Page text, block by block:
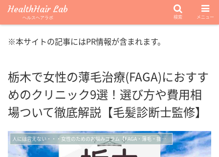
※本サイトの記事にはPR情報が含まれます。
栃木で女性の薄毛治療(FAGA)におすす
めのクリニック9選！選び方や費用相
場ついて徹底解説【毛髪診断士監修】
人には言えない・・・女性のためのお悩みコラム【FAGA・薄毛・抜け毛】
HealthHair Lab
ヘルスヘアラボ 検索 メニュー